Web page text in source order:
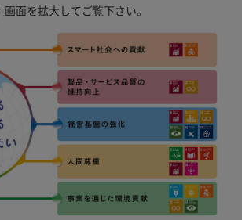
画面を拡大してご覧下さい。